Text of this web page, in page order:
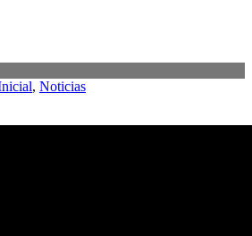
, Noticias